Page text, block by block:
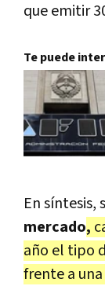
que emitir
Te puede
En síntesis,
mercado,
año el tipo
frente a